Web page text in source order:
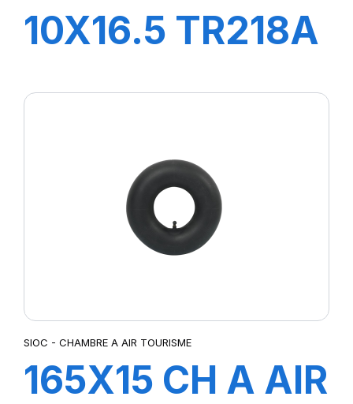
10X16.5 TR218A
SIOC - CHAMBRE A AIR TOURISME
165X15 CH A AIR